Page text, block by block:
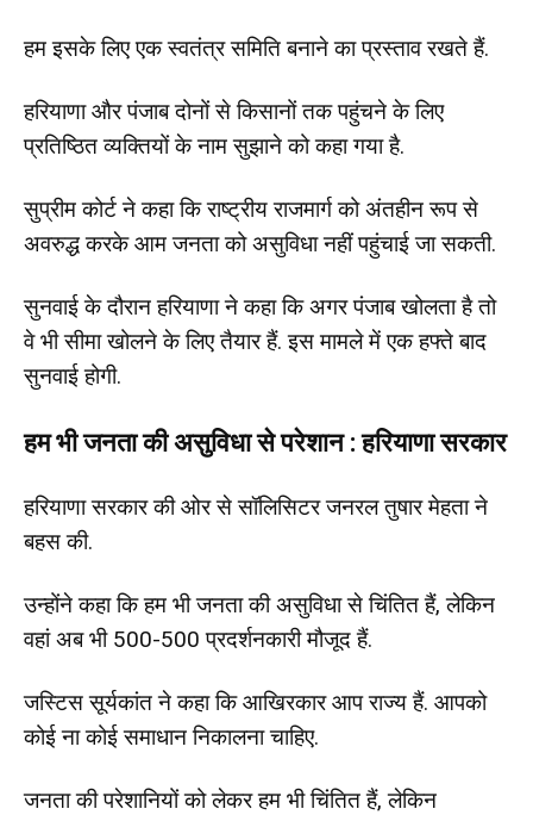
हम इसके लिए एक स्वतंत्र समिति बनाने का प्रस्ताव रखते हैं.
हरियाणा और पंजाब दोनों से किसानों तक पहुंचने के लिए
प्रतिष्ठित व्यक्तियों के नाम सुझाने को कहा गया है.
सुप्रीम कोर्ट ने कहा कि राष्ट्रीय राजमार्ग को अंतहीन रूप से
अवरुद्ध करके आम जनता को असुविधा नहीं पहुंचाई जा सकती.
सुनवाई के दौरान हरियाणा ने कहा कि अगर पंजाब खोलता है तो
वे भी सीमा खोलने के लिए तैयार हैं. इस मामले में एक हफ्ते बाद
सुनवाई होगी.
हम भी जनता की असुविधा से परेशान : हरियाणा सरकार
हरियाणा सरकार की ओर से सॉलिसिटर जनरल तुषार मेहता ने
बहस की.
उन्होंने कहा कि हम भी जनता की असुविधा से चिंतित हैं, लेकिन
वहां अब भी 500-500 प्रदर्शनकारी मौजूद हैं.
जस्टिस सूर्यकांत ने कहा कि आखिरकार आप राज्य हैं. आपको
कोई ना कोई समाधान निकालना चाहिए.
जनता की परेशानियों को लेकर हम भी चिंतित हैं, लेकिन